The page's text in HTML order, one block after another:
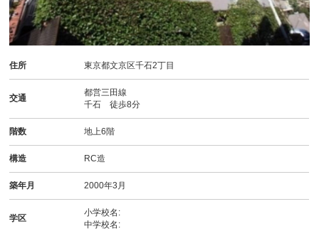
住所 東京都文京区千石2丁目
交通
都営三田線
千石 徒歩8分
階数 地上6階
構造 RC造
築年月 2000年3月
学区
小学校名:
中学校名: